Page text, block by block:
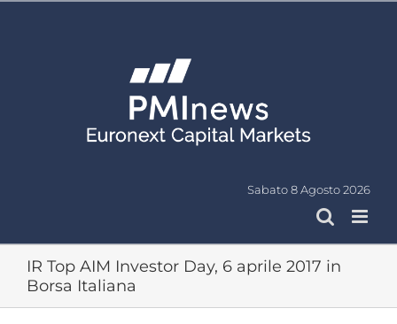
Sabato 8 Agosto 2026
IR Top AIM Investor Day, 6 aprile 2017 in
Borsa Italiana